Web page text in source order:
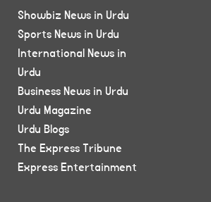
Showbiz News in Urdu
Sports News in Urdu
International News in
Urdu
Business News in Urdu
Urdu Magazine
Urdu Blogs
The Express Tribune
Express Entertainment